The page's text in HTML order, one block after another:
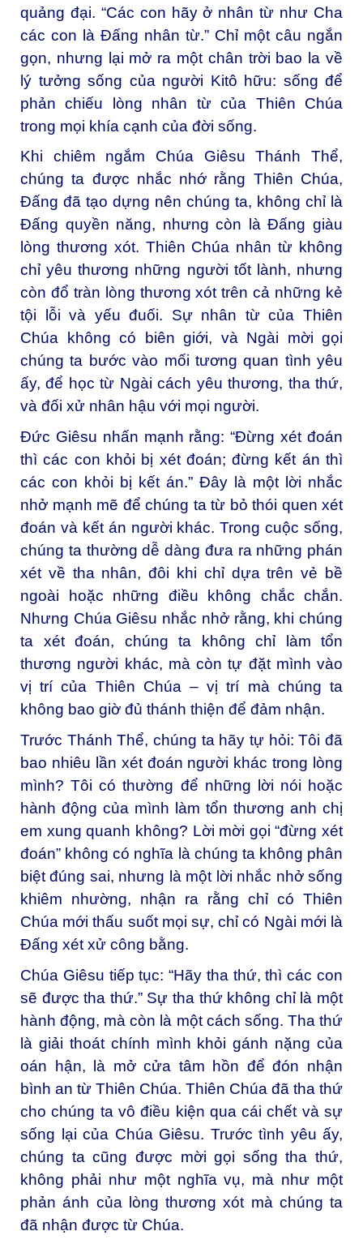
quảng đại. “Các con hãy ở nhân từ như Cha
các con là Đấng nhân từ.” Chỉ một câu ngắn
gọn, nhưng lại mở ra một chân trời bao la về
lý tưởng sống của người Kitô hữu: sống để
phản chiếu lòng nhân từ của Thiên Chúa
trong mọi khía cạnh của đời sống.
Khi chiêm ngắm Chúa Giêsu Thánh Thể,
chúng ta được nhắc nhớ rằng Thiên Chúa,
Đấng đã tạo dựng nên chúng ta, không chỉ là
Đấng quyền năng, nhưng còn là Đấng giàu
lòng thương xót. Thiên Chúa nhân từ không
chỉ yêu thương những người tốt lành, nhưng
còn đổ tràn lòng thương xót trên cả những kẻ
tội lỗi và yếu đuối. Sự nhân từ của Thiên
Chúa không có biên giới, và Ngài mời gọi
chúng ta bước vào mối tương quan tình yêu
ấy, để học từ Ngài cách yêu thương, tha thứ,
và đối xử nhân hậu với mọi người.
Đức Giêsu nhấn mạnh rằng: “Đừng xét đoán
thì các con khỏi bị xét đoán; đừng kết án thì
các con khỏi bị kết án.” Đây là một lời nhắc
nhở mạnh mẽ để chúng ta từ bỏ thói quen xét
đoán và kết án người khác. Trong cuộc sống,
chúng ta thường dễ dàng đưa ra những phán
xét về tha nhân, đôi khi chỉ dựa trên vẻ bề
ngoài hoặc những điều không chắc chắn.
Nhưng Chúa Giêsu nhắc nhở rằng, khi chúng
ta xét đoán, chúng ta không chỉ làm tổn
thương người khác, mà còn tự đặt mình vào
vị trí của Thiên Chúa – vị trí mà chúng ta
không bao giờ đủ thánh thiện để đảm nhận.
Trước Thánh Thể, chúng ta hãy tự hỏi: Tôi đã
bao nhiêu lần xét đoán người khác trong lòng
mình? Tôi có thường để những lời nói hoặc
hành động của mình làm tổn thương anh chị
em xung quanh không? Lời mời gọi “đừng xét
đoán” không có nghĩa là chúng ta không phân
biệt đúng sai, nhưng là một lời nhắc nhở sống
khiêm nhường, nhận ra rằng chỉ có Thiên
Chúa mới thấu suốt mọi sự, chỉ có Ngài mới là
Đấng xét xử công bằng.
Chúa Giêsu tiếp tục: “Hãy tha thứ, thì các con
sẽ được tha thứ.” Sự tha thứ không chỉ là một
hành động, mà còn là một cách sống. Tha thứ
là giải thoát chính mình khỏi gánh nặng của
oán hận, là mở cửa tâm hồn để đón nhận
bình an từ Thiên Chúa. Thiên Chúa đã tha thứ
cho chúng ta vô điều kiện qua cái chết và sự
sống lại của Chúa Giêsu. Trước tình yêu ấy,
chúng ta cũng được mời gọi sống tha thứ,
không phải như một nghĩa vụ, mà như một
phản ánh của lòng thương xót mà chúng ta
đã nhận được từ Chúa.